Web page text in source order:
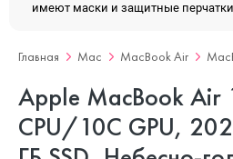
имеют маски и защитные
Главная Mac MacBook Air
Apple MacBook Air
CPU/10C GPU,